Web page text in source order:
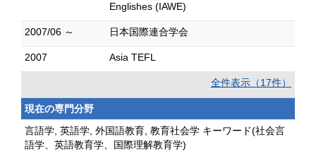
Englishes (IAWE)
2007/06 ～ 日本国際連合学会
2007 Asia TEFL
全件表示（17件）
現在の専門分野
言語学, 英語学, 外国語教育, 教育社会学 キーワード(社会言
語学、英語教育学、国際理解教育学)